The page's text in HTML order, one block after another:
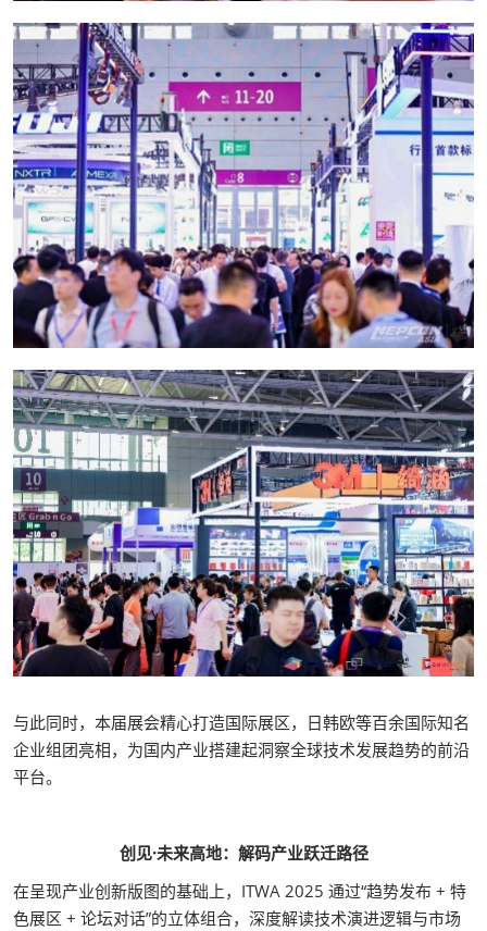
与此同时，本届展会精心打造国际展区，日韩欧等百余国际知名
企业组团亮相，为国内产业搭建起洞察全球技术发展趋势的前沿
平台。
创见·未来高地：解码产业跃迁路径
在呈现产业创新版图的基础上，ITWA 2025 通过“趋势发布 + 特
色展区 + 论坛对话”的立体组合，深度解读技术演进逻辑与市场